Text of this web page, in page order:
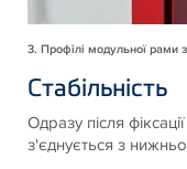
3. Профілі модульної рами
Стабільність
Одразу після
з'єднується з